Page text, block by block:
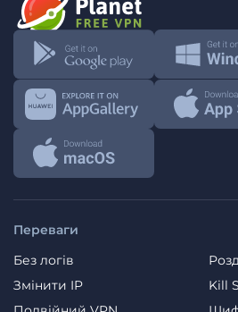
Переваги
Без логів
Змінити IP
Kill